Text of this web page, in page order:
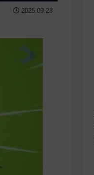
2025.09.28